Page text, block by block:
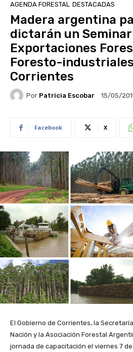
AGENDA FORESTAL DESTACADAS
Madera argentina
dictarán un
Exportaciones
Foresto-
Corrientes
Por Patricia Escobar 15/05/
Facebook X
El Gobierno de Corrientes, la
Nación y la Asociación Forestal
jornada de capacitación el viernes 7